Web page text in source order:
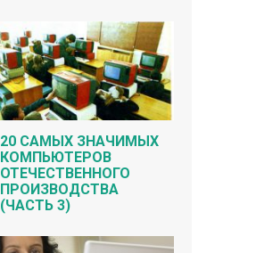
20 САМЫХ ЗНАЧИМЫХ
КОМПЬЮТЕРОВ
ОТЕЧЕСТВЕННОГО
ПРОИЗВОДСТВА
(ЧАСТЬ 3)